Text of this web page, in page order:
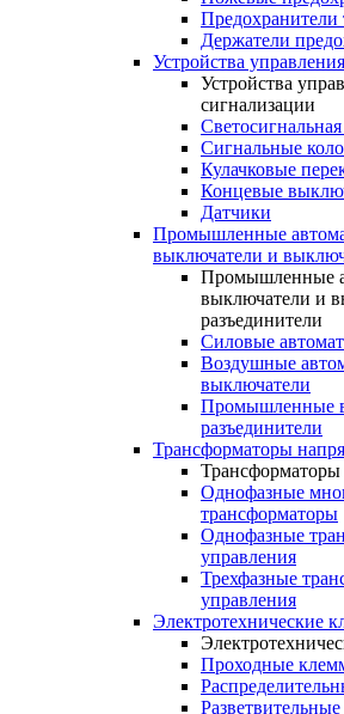
Предохранители
Держатели
Устройства
Устройства
сигнализации
Сигнальные
Кулачковые
Концевые
Датчики
Промышленные
выключатели и
Промышленные
выключатели и
разъединители
Силовые
Воздушные
выключатели
Промышленные
разъединители
Трансформаторы
Однофазные
трансформаторы
Однофазные
управления
Трехфазные
управления
Электротехнические
Проходные